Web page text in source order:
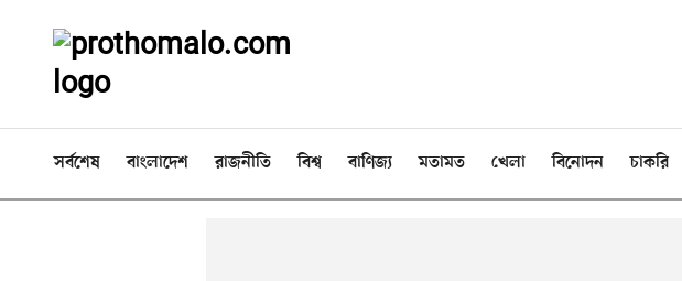
সর্বশেষ বাংলাদেশ রাজনীতি বিশ্ব বাণিজ্য মতামত খেলা বিনোদন চাকরি